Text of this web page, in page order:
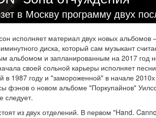
в Москву программу двух
исполняет материал двух новых альбомов
диска, который сам музыкант
альбомом и запланированным на 2017 год
своей сольной карьеры исполняет песни
в 1987 году и "замороженной" в начале
фэнов о новом альбоме "Поркупайнов"
следует.
из двух отделений. В первом "Hand.